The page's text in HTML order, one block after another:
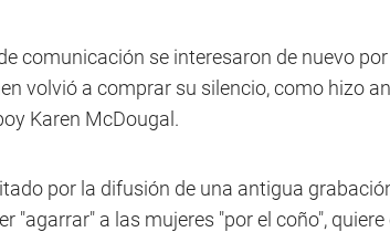
comunicación se interesaron de nuevo
volvió a comprar su silencio, como hizo
Karen McDougal.
por la difusión de una antigua
"agarrar" a las mujeres "por el coño",